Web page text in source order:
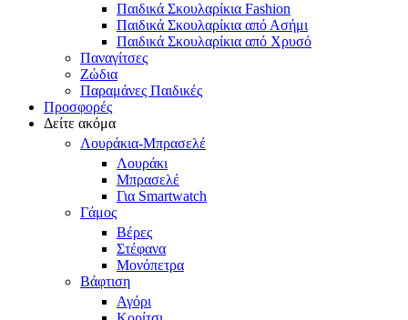
Παιδικά Σκουλαρίκια Fashion
Παιδικά Σκουλαρίκια από Ασήμι
Παιδικά Σκουλαρίκια από Χρυσό
Παναγίτσες
Ζώδια
Παραμάνες Παιδικές
Προσφορές
Δείτε ακόμα
Λουράκια-Μπρασελέ
Λουράκι
Μπρασελέ
Για Smartwatch
Γάμος
Βέρες
Στέφανα
Μονόπετρα
Βάφτιση
Αγόρι